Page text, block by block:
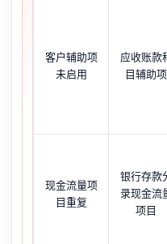
客户辅助项
未启用
应收账款
目辅助项
现金流量项
目重复
银行存款
录现金流
项目